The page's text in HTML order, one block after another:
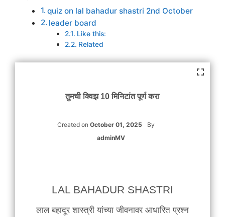
quiz on lal bahadur shastri 2nd October
leader board
Like this:
Related
तुमची क्विझ 10 मिनिटांत पूर्ण करा
Created on October 01, 2025
By
adminMV
LAL BAHADUR SHASTRI
लाल बहादूर शास्त्री यांच्या जीवनावर आधारित प्रश्न